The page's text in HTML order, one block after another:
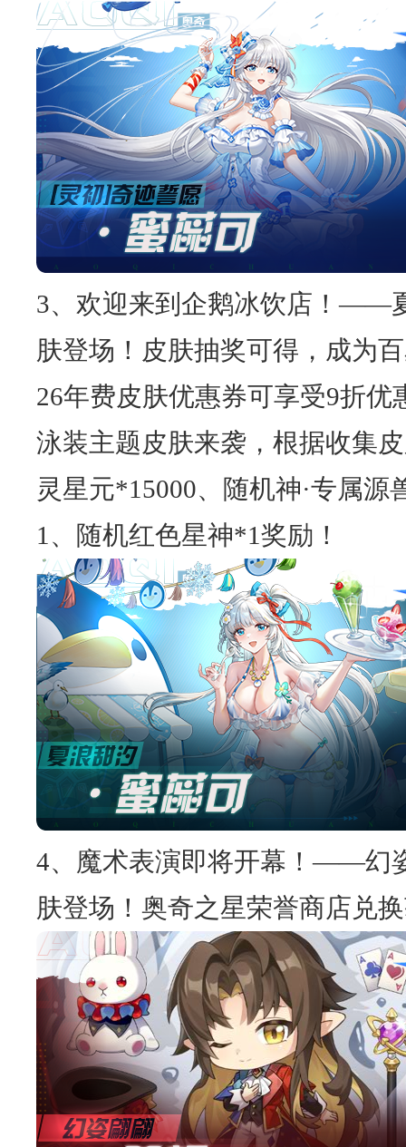
3、欢迎来到企鹅冰饮店！——
肤登场！皮肤抽奖可得，成为
26年费皮肤优惠券可享受9折优
泳装主题皮肤来袭，根据收集
灵星元*15000、随机神·专属
1、随机红色星神*1奖励！
4、魔术表演即将开幕！——幻
肤登场！奥奇之星荣誉商店兑